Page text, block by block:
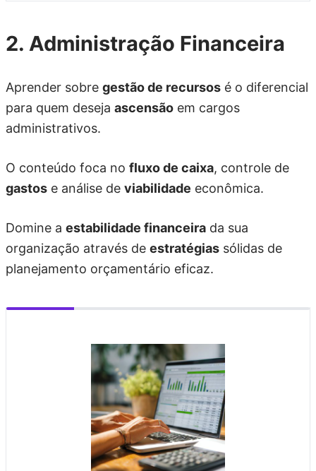
2. Administração Financeira
Aprender sobre gestão de recursos é o diferencial
para quem deseja ascensão em cargos
administrativos.
O conteúdo foca no fluxo de caixa, controle de
gastos e análise de viabilidade econômica.
Domine a estabilidade financeira da sua
organização através de estratégias sólidas de
planejamento orçamentário eficaz.